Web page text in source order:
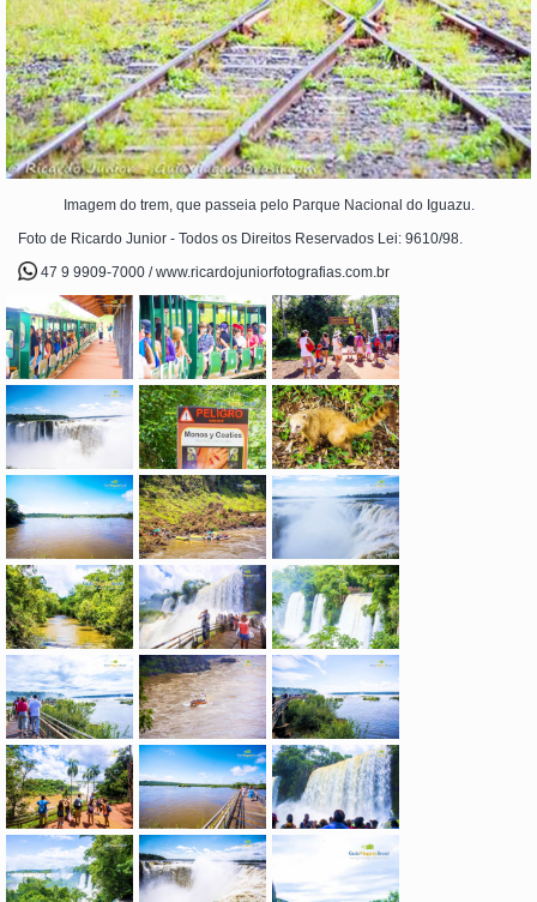
Imagem do trem, que passeia pelo Parque Nacional do Iguazu.
Foto de Ricardo Junior - Todos os Direitos Reservados Lei: 9610/98.
47 9 9909-7000 / www.ricardojuniorfotografias.com.br